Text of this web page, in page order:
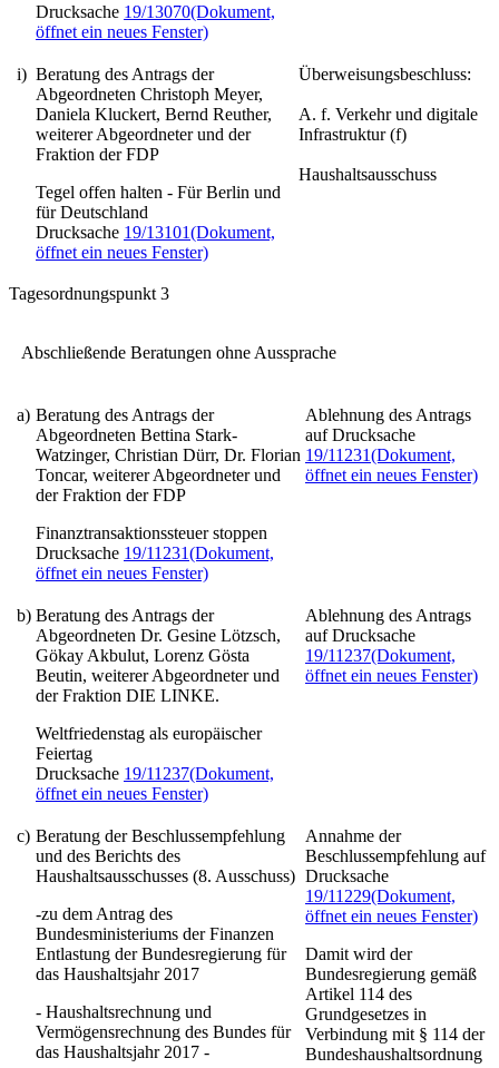
Drucksache 19/13070(Dokument,
öffnet ein neues Fenster)
i) Beratung des Antrags der
Abgeordneten Christoph Meyer,
Daniela Kluckert, Bernd Reuther,
weiterer Abgeordneter und der
Fraktion der FDP
Tegel offen halten - Für Berlin und
für Deutschland
Drucksache 19/13101(Dokument,
öffnet ein neues Fenster)
Überweisungsbeschluss:
A. f. Verkehr und digitale
Infrastruktur (f)
Haushaltsausschuss
Tagesordnungspunkt 3
Abschließende Beratungen ohne Aussprache
a) Beratung des Antrags der
Abgeordneten Bettina Stark-
Watzinger, Christian Dürr, Dr. Florian
Toncar, weiterer Abgeordneter und
der Fraktion der FDP
Finanztransaktionssteuer stoppen
Drucksache 19/11231(Dokument,
öffnet ein neues Fenster)
Ablehnung des Antrags
auf Drucksache
19/11231(Dokument,
öffnet ein neues Fenster)
b) Beratung des Antrags der
Abgeordneten Dr. Gesine Lötzsch,
Gökay Akbulut, Lorenz Gösta
Beutin, weiterer Abgeordneter und
der Fraktion DIE LINKE.
Weltfriedenstag als europäischer
Feiertag
Drucksache 19/11237(Dokument,
öffnet ein neues Fenster)
Ablehnung des Antrags
auf Drucksache
19/11237(Dokument,
öffnet ein neues Fenster)
c) Beratung der Beschlussempfehlung
und des Berichts des
Haushaltsausschusses (8. Ausschuss)
-zu dem Antrag des
Bundesministeriums der Finanzen
Entlastung der Bundesregierung für
das Haushaltsjahr 2017
- Haushaltsrechnung und
Vermögensrechnung des Bundes für
das Haushaltsjahr 2017 -
Annahme der
Beschlussempfehlung auf
Drucksache
19/11229(Dokument,
öffnet ein neues Fenster)
Damit wird der
Bundesregierung gemäß
Artikel 114 des
Grundgesetzes in
Verbindung mit § 114 der
Bundeshaushaltsordnung